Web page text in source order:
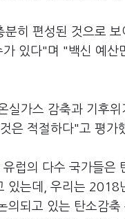
히 편성된 것으로
있다"며 "백신 예산
가스 감축과 기후위
은 적절하다"고 평가
럽의 다수 국가들은
는데, 우리는 2018
되고 있는 탄소감